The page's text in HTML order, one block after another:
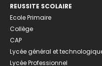
REUSSITE SCOLAIRE
Ecole Primaire
Collège
CAP
Lycée général et
Lycée Professionnel